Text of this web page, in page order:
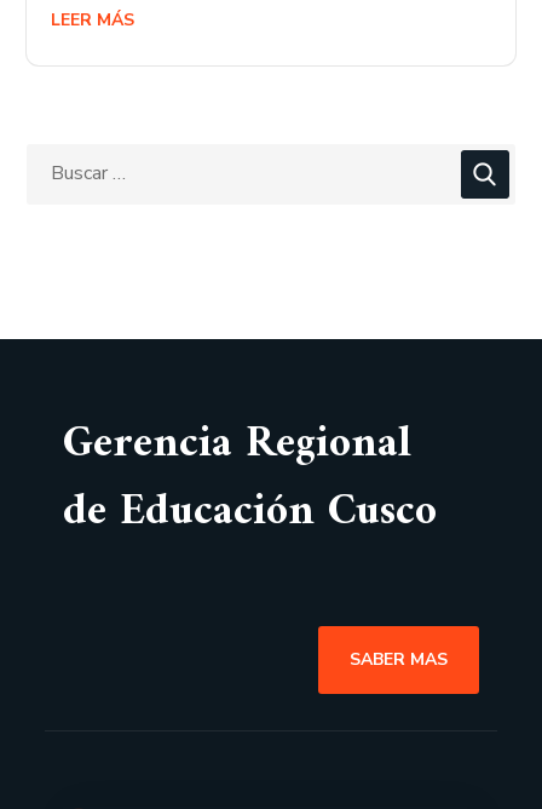
LEER MÁS
Gerencia Regional
de Educación Cusco
SABER MAS